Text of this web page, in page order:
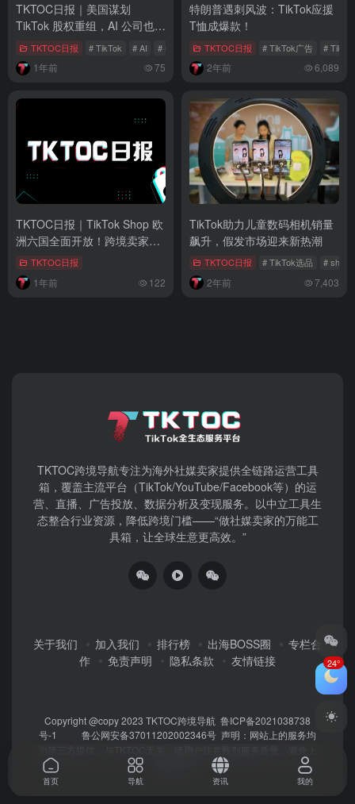
TKTOC日报｜美国谋划
TikTok 股权重组，AI 公司也来
“插一脚”
TKTOC日报 # TikTok # AI # 辛选出海
1年前 75
特朗普遇刺风波：TikTok应援
T恤成爆款！
TKTOC日报 # TikTok广告 #
2年前 6,089
TKTOC日报｜TikTok Shop 欧
洲六国全面开放！跨境卖家迎
黄金机遇
TKTOC日报
1年前 122
TikTok助力儿童数码相机销量
飙升，假发市场迎来新热潮
TKTOC日报 # TikTok选品 #
2年前 7,403
TKTOC跨境导航​专注为海外社媒卖家提供全链路运营工具
箱，覆盖主流平台（TikTok/YouTube/Facebook等）​的运
营、直播、广告投放、数据分析及变现服务。以中立工具生
态整合行业资源，降低跨境门槛——“做社媒卖家的万能工
具箱，让全球生意更高效。”
关于我们 加入我们 排行榜 出海BOSS圈
专栏合
作
免责声明 隐私条款 友情链接
Copyright @copy 2023 TKTOC跨境导航 鲁ICP备2021038738
号-1
鲁公网安备37011202002346号 声明：网站上的服务均
24°
首页 导航 资讯 我的